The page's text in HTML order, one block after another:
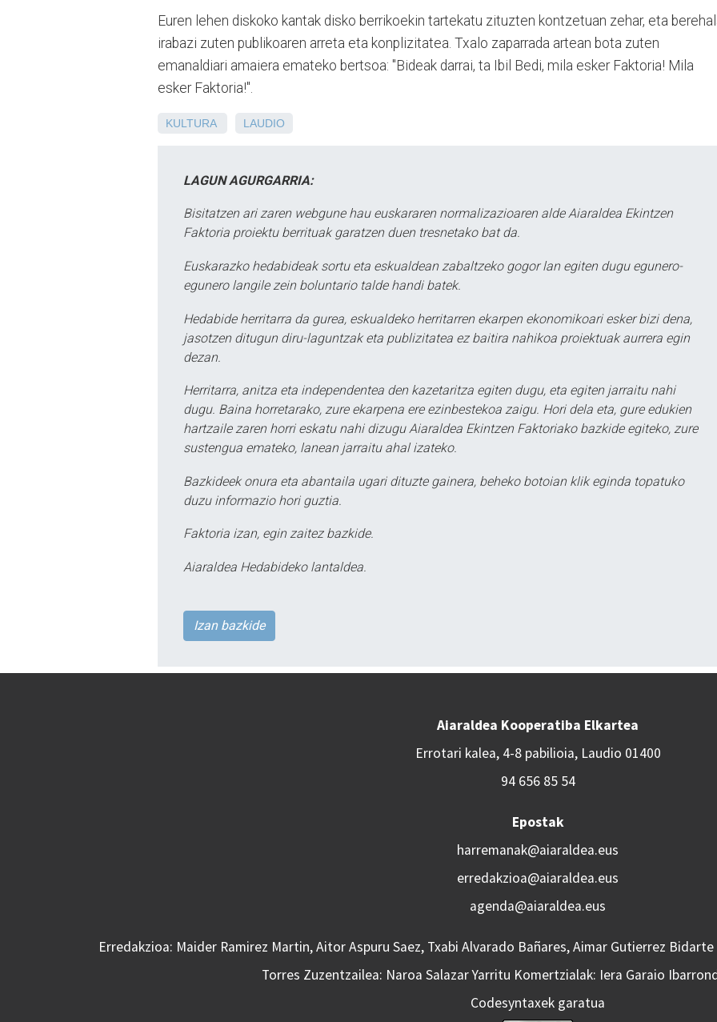
Euren lehen diskoko kantak disko berrikoekin tartekatu zituzten kontzetuan zehar, eta
irabazi zuten publikoaren arreta eta konplizitatea. Txalo zaparrada artean bota zuten
emanaldiari amaiera emateko bertsoa: "Bideak darrai, ta Ibil Bedi, mila esker Faktoria! Mila
esker Faktoria!".
KULTURA LAUDIO
LAGUN AGURGARRIA:
Bisitatzen ari zaren webgune hau euskararen normalizazioaren alde Aiaraldea Ekintzen
Faktoria proiektu berrituak garatzen duen tresnetako bat da.
Euskarazko hedabideak sortu eta eskualdean zabaltzeko gogor lan egiten dugu egunero-
egunero langile zein boluntario talde handi batek.
Hedabide herritarra da gurea, eskualdeko herritarren ekarpen ekonomikoari esker bizi dena,
jasotzen ditugun diru-laguntzak eta publizitatea ez baitira nahikoa proiektuak aurrera egin
dezan.
Herritarra, anitza eta independentea den kazetaritza egiten dugu, eta egiten jarraitu nahi
dugu. Baina horretarako, zure ekarpena ere ezinbestekoa zaigu. Hori dela eta, gure edukien
hartzaile zaren horri eskatu nahi dizugu Aiaraldea Ekintzen Faktoriako bazkide egiteko, zure
sustengua emateko, lanean jarraitu ahal izateko.
Bazkideek onura eta abantaila ugari dituzte gainera, beheko botoian klik eginda topatuko
duzu informazio hori guztia.
Faktoria izan, egin zaitez bazkide.
Aiaraldea Hedabideko lantaldea.
Izan bazkide
Aiaraldea Kooperatiba Elkartea
Errotari kalea, 4-8 pabilioia, Laudio 01400
94 656 85 54
Epostak
harremanak@aiaraldea.eus
erredakzioa@aiaraldea.eus
agenda@aiaraldea.eus
Erredakzioa: Maider Ramirez Martin, Aitor Aspuru Saez, Txabi Alvarado Bañares, Aimar Gutierrez
Torres Zuzentzailea: Naroa Salazar Yarritu Komertzialak: Iera Garaio
Codesyntaxek garatua